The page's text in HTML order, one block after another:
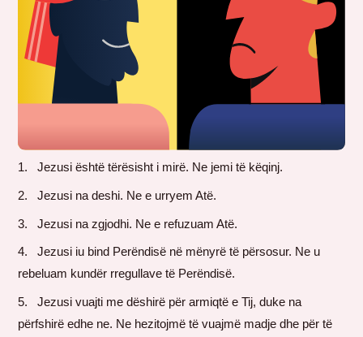
Jezusi është tërësisht i mirë. Ne jemi të këqinj.
Jezusi na deshi. Ne e urryem Atë.
Jezusi na zgjodhi. Ne e refuzuam Atë.
Jezusi iu bind Perëndisë në mënyrë të përsosur. Ne u
rebeluam kundër rregullave të Perëndisë.
Jezusi vuajti me dëshirë për armiqtë e Tij, duke na
përfshirë edhe ne. Ne hezitojmë të vuajmë madje dhe për të